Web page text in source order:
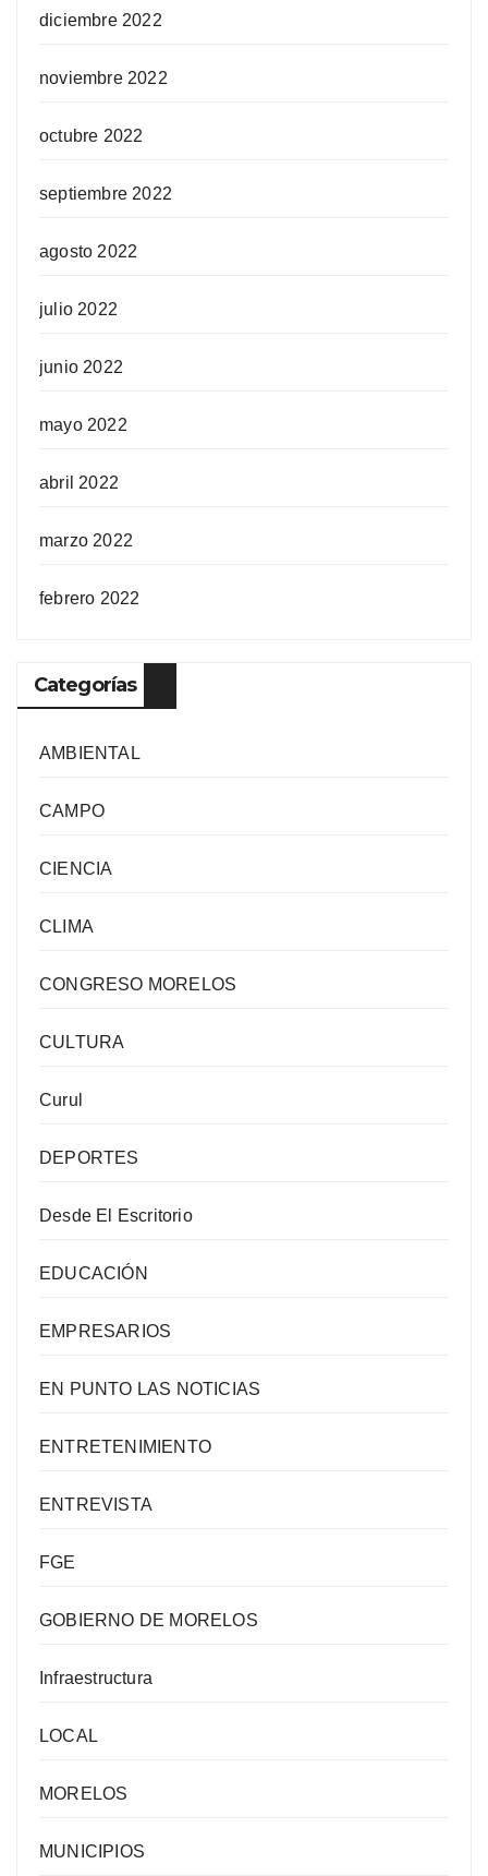
diciembre 2022
noviembre 2022
octubre 2022
septiembre 2022
agosto 2022
julio 2022
junio 2022
mayo 2022
abril 2022
marzo 2022
febrero 2022
Categorías
AMBIENTAL
CAMPO
CIENCIA
CLIMA
CONGRESO MORELOS
CULTURA
Curul
DEPORTES
Desde El Escritorio
EDUCACIÓN
EMPRESARIOS
EN PUNTO LAS NOTICIAS
ENTRETENIMIENTO
ENTREVISTA
FGE
GOBIERNO DE MORELOS
Infraestructura
LOCAL
MORELOS
MUNICIPIOS